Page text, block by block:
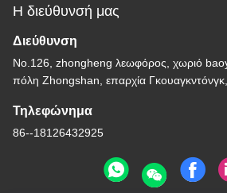
Η διεύθυνσή μας
Διεύθυνση
No.126, zhongheng λεωφόρος, χωριό
πόλη Zhongshan, επαρχία
Τηλεφώνημα
86--18126432925